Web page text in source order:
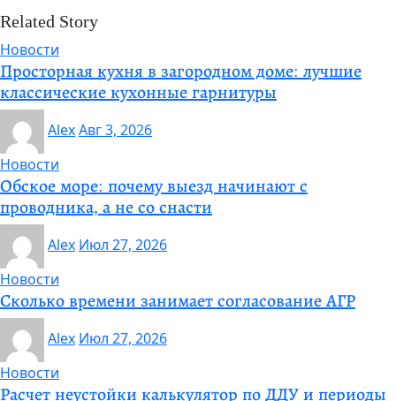
Related Story
Новости
Просторная кухня в загородном доме: лучшие
классические кухонные гарнитуры
AlexАвг 3, 2026
Новости
Обское море: почему выезд начинают с
проводника, а не со снасти
Alex Июл 27, 2026
Новости
Сколько времени занимает согласование АГР
Alex Июл 27, 2026
Новости
Расчет неустойки калькулятор по ДДУ и периоды